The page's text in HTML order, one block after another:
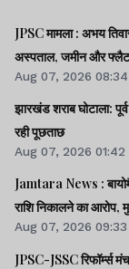
JPSC मामला : अभय
अस्पताल, जमीन और
Aug 07, 2026
झारखंड शराब घोटाला:
रही पूछताछ
Aug 07, 2026 01:42
Jamtara News : बायोमैट्रिक का दुरुपयोग कर अबुआ आवास की
राशि निकालने का आरोप,
Aug 07, 2026 09:33
JPSC-JSSC रिफॉर्म्स